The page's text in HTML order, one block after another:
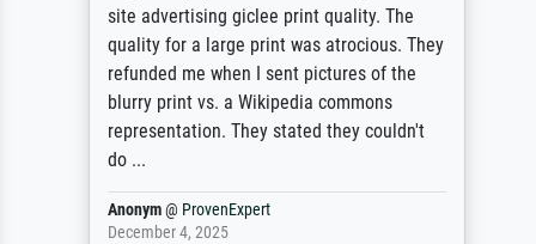
site advertising giclee print quality. The
quality for a large print was atrocious. They
refunded me when I sent pictures of the
blurry print vs. a Wikipedia commons
representation. They stated they couldn't
do ...
Anonym@ProvenExpert
December 4, 2025